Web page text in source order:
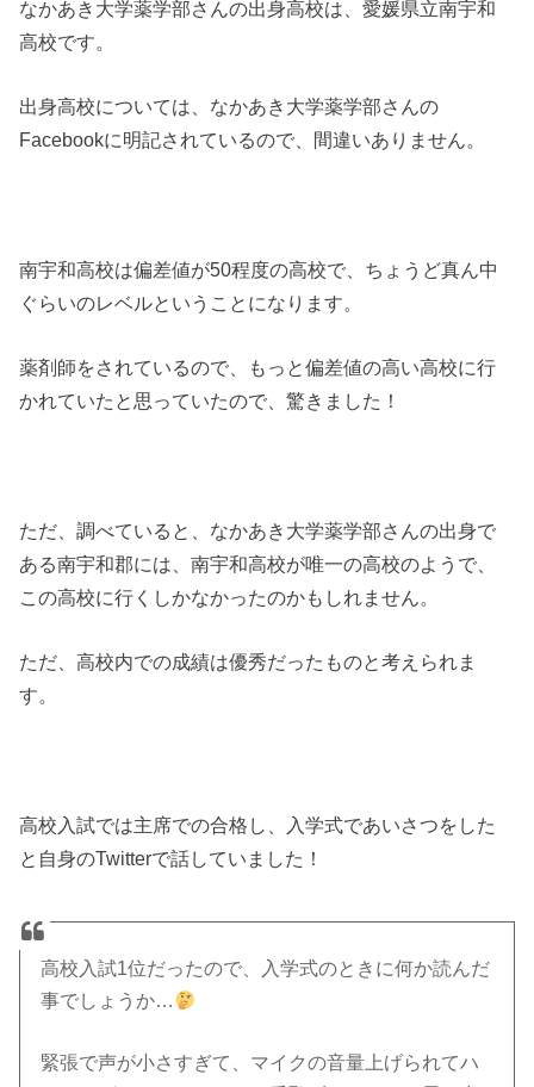
なかあき大学薬学部さんの出身高校は、愛媛県立南宇和
高校です。
出身高校については、なかあき大学薬学部さんの
Facebookに明記されているので、間違いありません。
南宇和高校は偏差値が50程度の高校で、ちょうど真ん中
ぐらいのレベルということになります。
薬剤師をされているので、もっと偏差値の高い高校に行
かれていたと思っていたので、驚きました！
ただ、調べていると、なかあき大学薬学部さんの出身で
ある南宇和郡には、南宇和高校が唯一の高校のようで、
この高校に行くしかなかったのかもしれません。
ただ、高校内での成績は優秀だったものと考えられま
す。
高校入試では主席での合格し、入学式であいさつをした
と自身のTwitterで話していました！
高校入試1位だったので、入学式のときに何か読んだ
事でしょうか…
緊張で声が小さすぎて、マイクの音量上げられてハ